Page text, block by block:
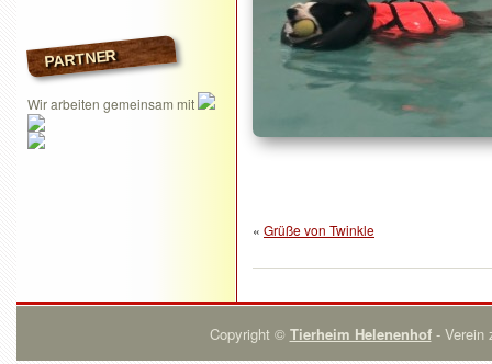
PARTNER
Wir arbeiten gemeinsam mit
« Grüße von Twinkle
Copyright © Tierheim Helenenhof- Verein